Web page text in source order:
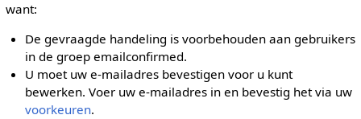
want:
De gevraagde handeling is voorbehouden aan gebruikers
in de groep emailconfirmed.
U moet uw e-mailadres bevestigen voor u kunt
bewerken. Voer uw e-mailadres in en bevestig het via uw
voorkeuren.